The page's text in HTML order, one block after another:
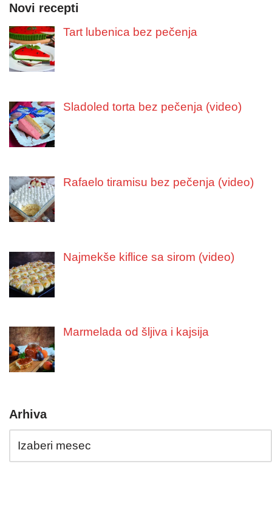
Novi recepti
Tart lubenica bez pečenja
Sladoled torta bez pečenja (video)
Rafaelo tiramisu bez pečenja (video)
Najmekše kiflice sa sirom (video)
Marmelada od šljiva i kajsija
Arhiva